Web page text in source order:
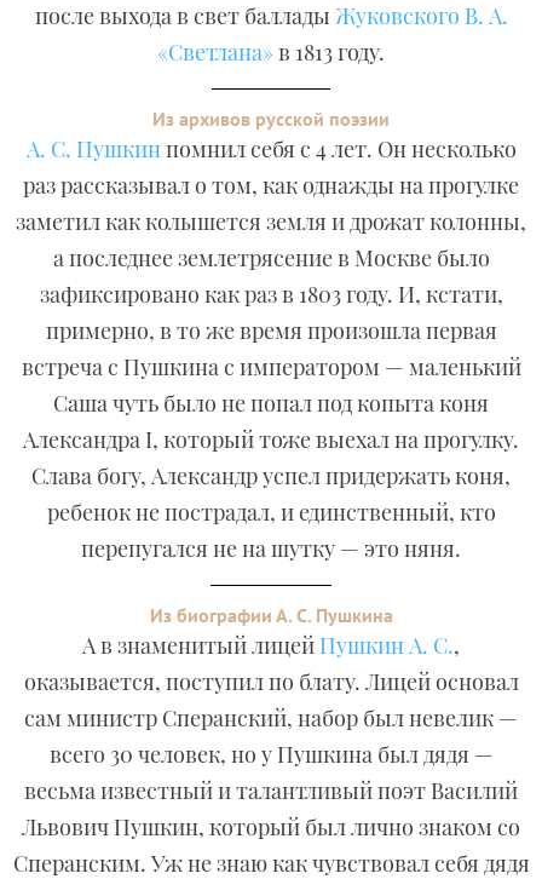
после выхода в свет баллады Жуковского В. А.
«Светлана»в 1813 году.
Из архивов русской поэзии
А. С. Пушкинпомнил себя с 4 лет. Он несколько
раз рассказывал о том, как однажды на прогулке
заметил как колышется земля и дрожат колонны,
а последнее землетрясение в Москве было
зафиксировано как раз в 1803 году. И, кстати,
примерно, в то же время произошла первая
встреча с Пушкина с императором — маленький
Саша чуть было не попал под копыта коня
Александра I, который тоже выехал на прогулку.
Слава богу, Александр успел придержать коня,
ребенок не пострадал, и единственный, кто
перепугался не на шутку — это няня.
Из биографии А. С. Пушкина
А в знаменитый лицей Пушкин А. С.,
оказывается, поступил по блату. Лицей основал
сам министр Сперанский, набор был невелик —
всего 30 человек, но у Пушкина был дядя —
весьма известный и талантливый поэт Василий
Львович Пушкин, который был лично знаком со
Сперанским. Уж не знаю как чувствовал себя дядя